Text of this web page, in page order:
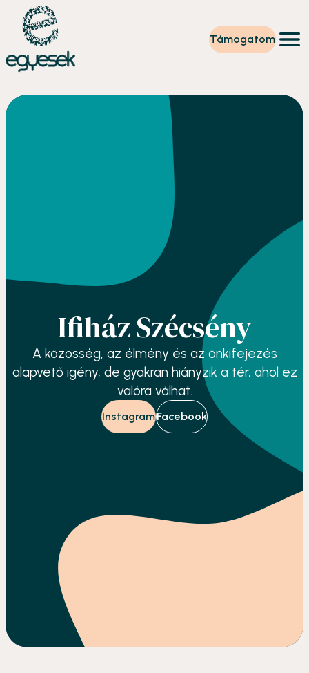
Támogatom
Képzések
Önkéntesség
Ifiház Szécsény
A közösség, az élmény és az önkifejezés
alapvető igény, de gyakran hiányzik a tér, ahol ez
valóra válhat.
InstagramFacebook